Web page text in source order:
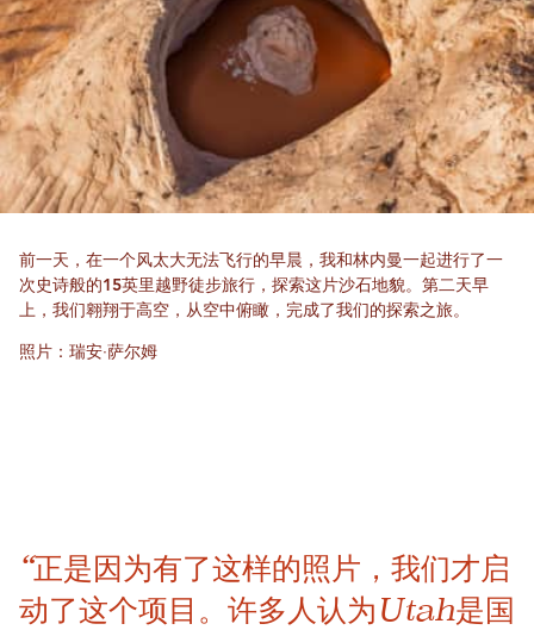
前一天，在一个风太大无法飞行的早晨，我和林内曼一起进行了一
次史诗般的15英里越野徒步旅行，探索这片沙石地貌。第二天早
上，我们翱翔于高空，从空中俯瞰，完成了我们的探索之旅。
照片：瑞安·萨尔姆
“正是因为有了这样的照片，我们才启
动了这个项目。许多人认为Utah是国